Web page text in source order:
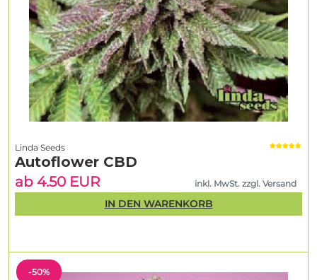
-50%
Linda Seeds
Autoflower CBD
ab 4.50 EUR
inkl. MwSt. zzgl. Versand
IN DEN WARENKORB